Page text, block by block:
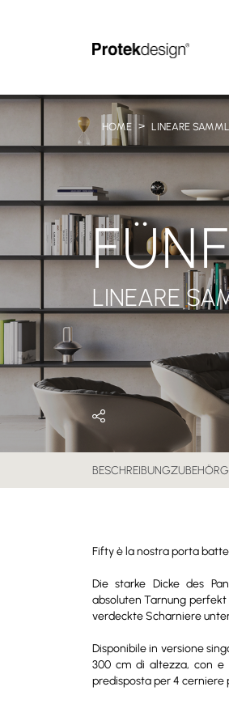
HOME LINEARE
LINEARE
BESCHREIBUNGZUBEHÖR
Fifty è la nostra porta
Die starke Dicke des
absoluten Tarnung perfekt
verdeckte Scharniere
Disponibile in versione
300 cm di altezza, con e
predisposta per 4